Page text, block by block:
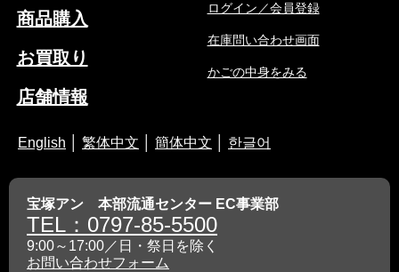
商品購入
お買取り
店舗情報
ログイン／会員登録
在庫問い合わせ画面
かごの中身をみる
English 繁体中文 簡体中文 한글어
宝塚アン 本部流通センター EC事業部
TEL：0797-85-5500
9:00～17:00／日・祭日を除く
お問い合わせフォーム